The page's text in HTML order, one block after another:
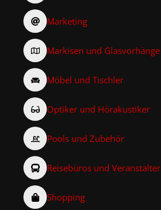
Marketing
Markisen und Glasvorhänge
Möbel und Tischler
Optiker und Hörakustiker
Pools und Zubehör
Reisebüros und Veranstalter
Shopping